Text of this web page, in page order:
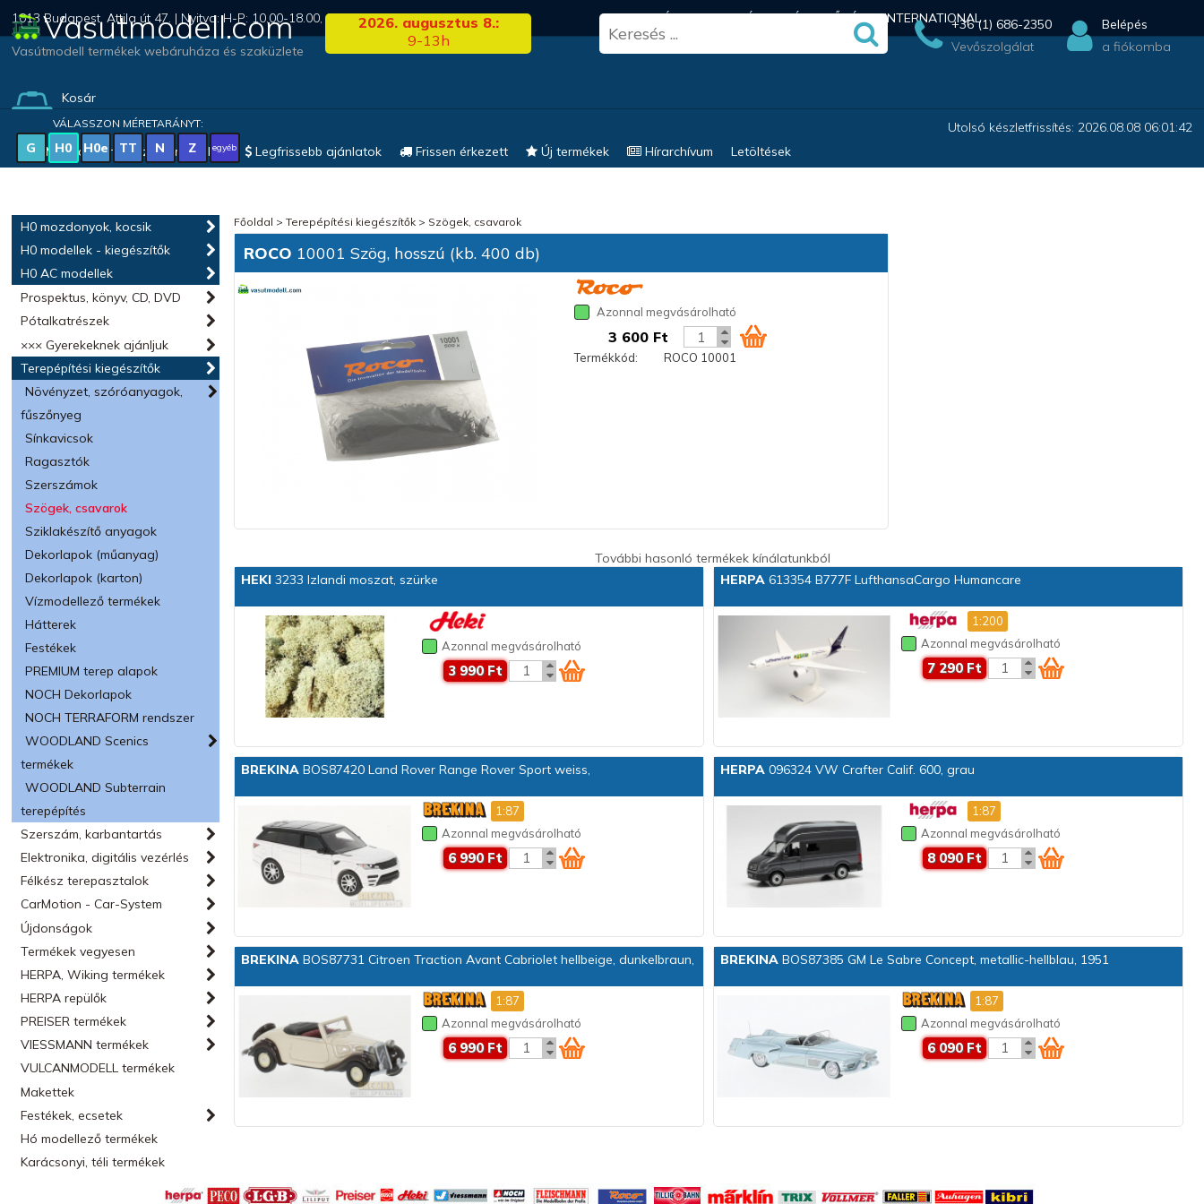
1013 Budapest, Attila út 47. | Nyitva: H-P: 10.00-18.00, Szo: 09.00-13.00 FRISS HÍREK KERESÉS ELÉRHETŐSÉG INTERNATIONAL
Vasutmodell.com
Vasútmodell termékek webáruháza és szaküzlete
2026. augusztus 8.:
9-13h
+36 (1) 686-2350
Vevőszolgálat
Belépés
a fiókomba
Kosár
(0 termék)
VÁLASSZON MÉRETARÁNYT:
G H0 H0e TT N Z egyéb
Utolsó készletfrissítés: 2026.08.08 06:01:42
Magyar vonatkozású modellek
Legfrissebb ajánlatok Frissen érkezett Új termékek Hírarchívum Letöltések
H0 mozdonyok, kocsik
H0 modellek - kiegészítők
H0 AC modellek
Prospektus, könyv, CD, DVD
Pótalkatrészek
××× Gyerekeknek ajánljuk
Terepépítési kiegészítők
Növényzet, szóróanyagok,
fűszőnyeg
Sínkavicsok
Ragasztók
Szerszámok
Szögek, csavarok
Sziklakészítő anyagok
Dekorlapok (műanyag)
Dekorlapok (karton)
Vízmodellező termékek
Hátterek
Festékek
PREMIUM terep alapok
NOCH Dekorlapok
NOCH TERRAFORM rendszer
WOODLAND Scenics
termékek
WOODLAND Subterrain
terepépítés
Szerszám, karbantartás
Elektronika, digitális vezérlés
Félkész terepasztalok
CarMotion - Car-System
Újdonságok
Termékek vegyesen
HERPA, Wiking termékek
HERPA repülők
PREISER termékek
VIESSMANN termékek
VULCANMODELL termékek
Makettek
Festékek, ecsetek
Hó modellező termékek
Karácsonyi, téli termékek
Főoldal >Terepépítési kiegészítők > Szögek, csavarok
ROCO 10001 Szög, hosszú (kb. 400 db)
Azonnal megvásárolható
3 600 Ft
Termékkód: ROCO 10001
További hasonló termékek kínálatunkból
HEKI 3233 Izlandi moszat, szürke
Azonnal megvásárolható
3 990 Ft
HERPA613354 B777F LufthansaCargo Humancare
1:200
Azonnal megvásárolható
7 290 Ft
BREKINA BOS87420 Land Rover Range Rover Sport weiss,
1:87
Azonnal megvásárolható
6 990 Ft
HERPA096324 VW Crafter Calif. 600, grau
1:87
Azonnal megvásárolható
8 090 Ft
BREKINA BOS87731 Citroen Traction Avant Cabriolet hellbeige, dunkelbraun,
1:87
Azonnal megvásárolható
6 990 Ft
BREKINABOS87385 GM Le Sabre Concept, metallic-hellblau, 1951
1:87
Azonnal megvásárolható
6 090 Ft